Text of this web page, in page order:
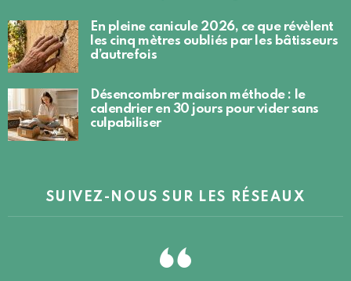
En pleine canicule 2026, ce que révèlent
les cinq mètres oubliés par les bâtisseurs
d’autrefois
Désencombrer maison méthode : le
calendrier en 30 jours pour vider sans
culpabiliser
SUIVEZ-NOUS SUR LES RÉSEAUX